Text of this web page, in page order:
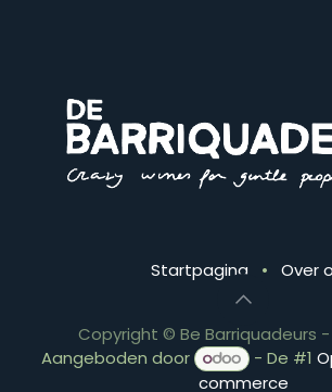
Startpagina • Over
Copyright © Be Barriquadeurs
Aangeboden door
- De #1
commerce